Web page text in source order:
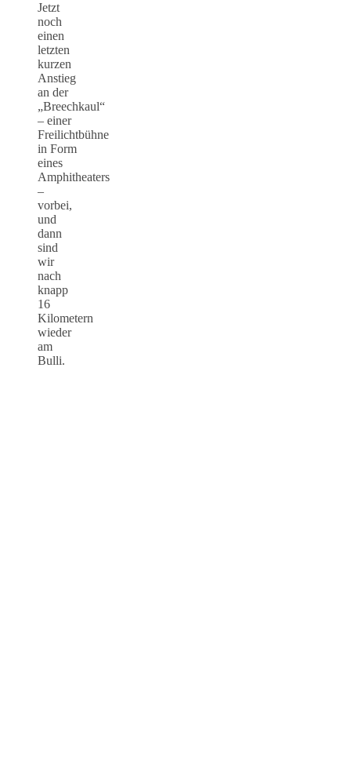
Jetzt
noch
einen
letzten
kurzen
Anstieg
an der
„Breechkaul“
– einer
Freilichtbühne
in Form
eines
Amphitheaters
–
vorbei,
und
dann
sind
wir
nach
knapp
16
Kilometern
wieder
am
Bulli.